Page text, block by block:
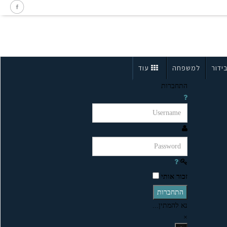
בידור למשפחה עוד
התחברות
זכור אותי
התחברות
נא להמתין...
×